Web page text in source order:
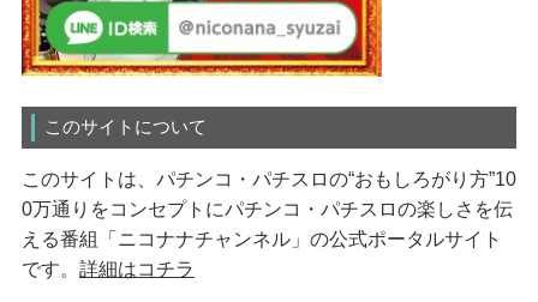
このサイトについて
このサイトは、パチンコ・パチスロの“おもしろがり方”10
0万通りをコンセプトにパチンコ・パチスロの楽しさを伝
える番組「ニコナナチャンネル」の公式ポータルサイト
です。 詳細はコチラ